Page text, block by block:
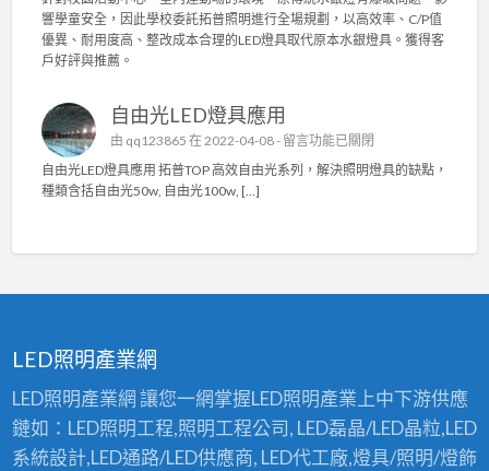
章
燈
中
照
度
〉
心
照
明
L
E
D
燈
具
工
〉
L
E
D
代
銀
中
響學童安全，因此學校委託拓普照明進行全場規劃，以高效率、C/P值
優異、耐用度高、整改成本合理的LED燈具取代原本水銀燈具。獲得客
戶好評與推薦。
自由光LED燈具應用
由 qq123865 在 2022-04-08 - 在
〈
自
〉
中
留言功能已關閉
自由光LED燈具應用 拓普TOP 高效自由光系列，解決照明燈具的缺點，
種類含括自由光50w, 自由光100w, […]
LED照明產業網
LED照明產業網 讓您一網掌握LED照明產業上中下游供應
鏈如：LED照明工程,照明工程公司, LED磊晶/LED晶粒,LED
系統設計,LED通路/LED供應商, LED代工廠,燈具/照明/燈飾